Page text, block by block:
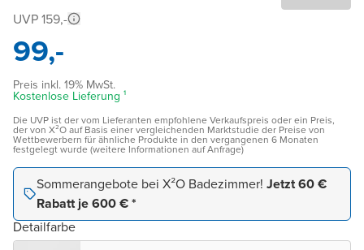
UVP 159,-
99,-
Preis inkl. 19% MwSt.
Kostenlose Lieferung ¹
Die UVP ist der vom Lieferanten empfohlene Verkaufspreis oder ein Preis,
der von X²O auf Basis einer vergleichenden Marktstudie der Preise von
Wettbewerbern für ähnliche Produkte in den vergangenen 6 Monaten
festgelegt wurde (weitere Informationen auf Anfrage)
Sommerangebote bei X²O Badezimmer! Jetzt 60 €
Rabatt je 600 € *
Detailfarbe